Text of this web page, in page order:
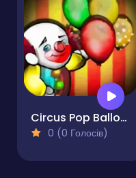
Circus Pop Balloons
0 (0 Голосів)